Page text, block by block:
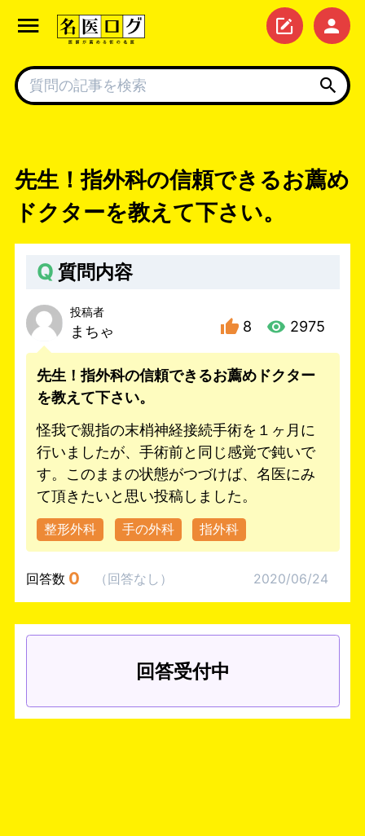
先生！指外科の信頼できるお薦め
ドクターを教えて下さい。
Q 質問内容
投稿者
まちゃ 8 2975
先生！指外科の信頼できるお薦めドクター
を教えて下さい。
怪我で親指の末梢神経接続手術を１ヶ月に
行いましたが、手術前と同じ感覚で鈍いで
す。このままの状態がつづけば、名医にみ
て頂きたいと思い投稿しました。
整形外科 手の外科 指外科
回答数 0 （回答なし ） 2020/06/24
回答受付中